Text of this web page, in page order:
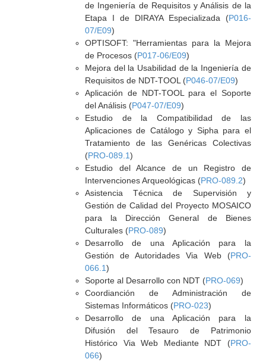
de Ingeniería de Requisitos y Análisis de la
Etapa I de DIRAYA Especializada (P016-
07/E09)
OPTISOFT: "Herramientas para la Mejora
de Procesos (P017-06/E09)
Mejora del la Usabilidad de la Ingeniería de
Requisitos de NDT-TOOL (P046-07/E09)
Aplicación de NDT-TOOL para el Soporte
del Análisis (P047-07/E09)
Estudio de la Compatibilidad de las
Aplicaciones de Catálogo y Sipha para el
Tratamiento de las Genéricas Colectivas
(PRO-089.1)
Estudio del Alcance de un Registro de
Intervenciones Arqueológicas (PRO-089.2)
Asistencia Técnica de Supervisión y
Gestión de Calidad del Proyecto MOSAICO
para la Dirección General de Bienes
Culturales (PRO-089)
Desarrollo de una Aplicación para la
Gestión de Autoridades Via Web (PRO-
066.1)
Soporte al Desarrollo con NDT (PRO-069)
Coordianción de Administración de
Sistemas Informáticos (PRO-023)
Desarrollo de una Aplicación para la
Difusión del Tesauro de Patrimonio
Histórico Via Web Mediante NDT (PRO-
066)